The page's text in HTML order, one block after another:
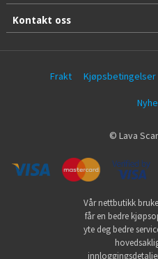
Kontakt oss
Frakt Kjøpsbetingelser
© Lava
Vår nettbutikk
får en bedre
yte deg bedre